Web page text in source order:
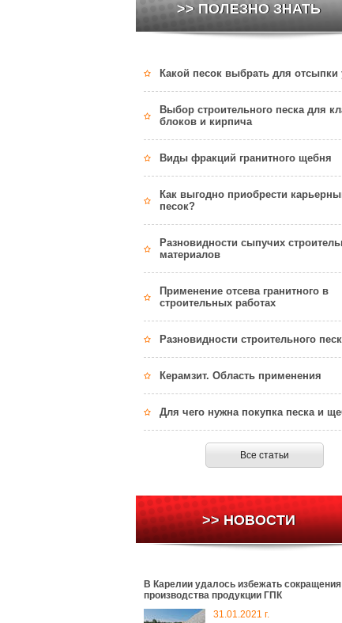
>> ПОЛЕЗНО ЗНАТЬ
Какой песок выбрать для отсыпки
Выбор строительного песка для
блоков и кирпича
Виды фракций гранитного щебня
Как выгодно приобрести
песок?
Разновидности сыпучих
материалов
Применение отсева гранитного в
строительных работах
Разновидности строительного
Керамзит. Область применения
Для чего нужна покупка песка и
Все статьи
>> НОВОСТИ
В Карелии удалось избежать сокращения
производства продукции ГПК
31.01.2021 г.